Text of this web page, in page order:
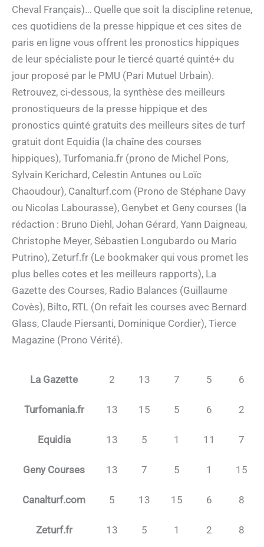
Cheval Français)… Quelle que soit la discipline retenue,
ces quotidiens de la presse hippique et ces sites de
paris en ligne vous offrent les pronostics hippiques
de leur spécialiste pour le tiercé quarté quinté+ du
jour proposé par le PMU (Pari Mutuel Urbain).
Retrouvez, ci-dessous, la synthèse des meilleurs
pronostiqueurs de la presse hippique et des
pronostics quinté gratuits des meilleurs sites de turf
gratuit dont Equidia (la chaîne des courses
hippiques), Turfomania.fr (prono de Michel Pons,
Sylvain Kerichard, Celestin Antunes ou Loïc
Chaoudour), Canalturf.com (Prono de Stéphane Davy
ou Nicolas Labourasse), Genybet et Geny courses (la
rédaction : Bruno Diehl, Johan Gérard, Yann Daigneau,
Christophe Meyer, Sébastien Longubardo ou Mario
Putrino), Zeturf.fr (Le bookmaker qui vous promet les
plus belles cotes et les meilleurs rapports), La
Gazette des Courses, Radio Balances (Guillaume
Covès), Bilto, RTL (On refait les courses avec Bernard
Glass, Claude Piersanti, Dominique Cordier), Tierce
Magazine (Prono Vérité).
La Gazette 2 13 7 5 6
Turfomania.fr 13 15 5 6 2
Equidia 13 5 1 11 7
Geny Courses 13 7 5 1 15
Canalturf.com 5 13 15 6 8
Zeturf.fr 13 5 1 2 8